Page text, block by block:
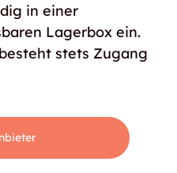
in einer
Lagerbox ein.
stets Zugang